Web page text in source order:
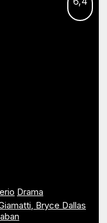
Drama
Bryce Dallas